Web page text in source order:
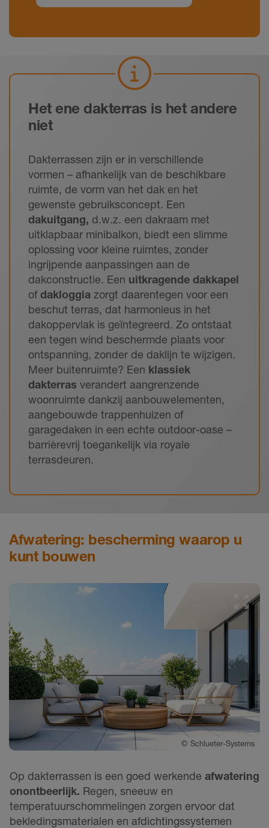
Het ene dakterras is het andere
niet
Dakterrassen zijn er in verschillende
vormen – afhankelijk van de beschikbare
ruimte, de vorm van het dak en het
gewenste gebruiksconcept. Een
dakuitgang, d.w.z. een dakraam met
uitklapbaar minibalkon, biedt een slimme
oplossing voor kleine ruimtes, zonder
ingrijpende aanpassingen aan de
dakconstructie. Een uitkragende dakkapel
of dakloggia zorgt daarentegen voor een
beschut terras, dat harmonieus in het
dakoppervlak is geïntegreerd. Zo ontstaat
een tegen wind beschermde plaats voor
ontspanning, zonder de daklijn te wijzigen.
Meer buitenruimte? Een klassiek
dakterras verandert aangrenzende
woonruimte dankzij aanbouwelementen,
aangebouwde trappenhuizen of
garagedaken in een echte outdoor-oase –
barrièrevrij toegankelijk via royale
terrasdeuren.
Afwatering: bescherming waarop u
kunt bouwen
© Schlueter-Systems
Op dakterrassen is een goed werkende afwatering
onontbeerlijk. Regen, sneeuw en
temperatuurschommelingen zorgen ervoor dat
bekledingsmaterialen en afdichtingssystemen